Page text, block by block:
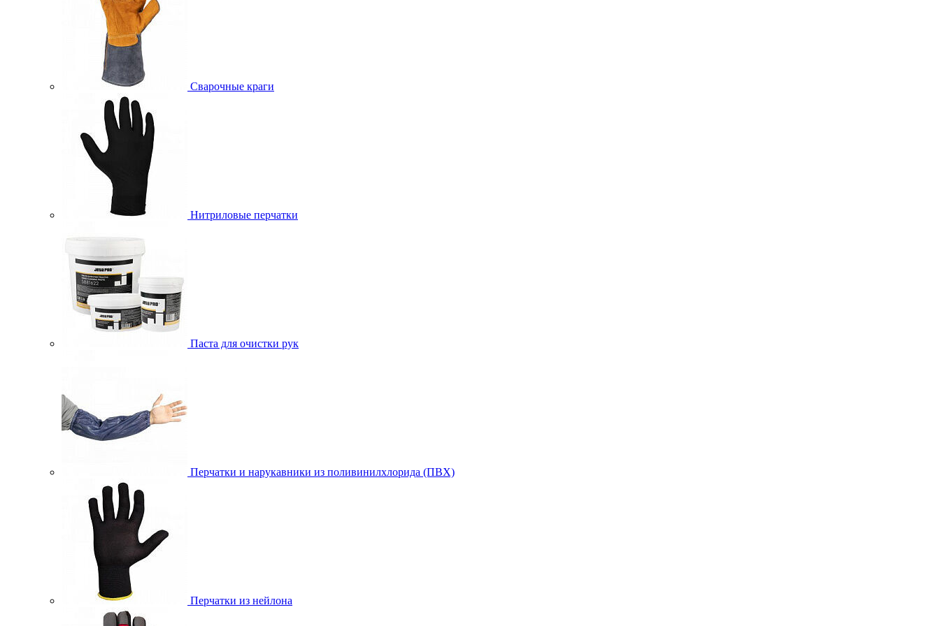
Сварочные краги
Нитриловые перчатки
Паста для очистки рук
Перчатки и нарукавники из поливинилхлорида (ПВХ)
Перчатки из нейлона